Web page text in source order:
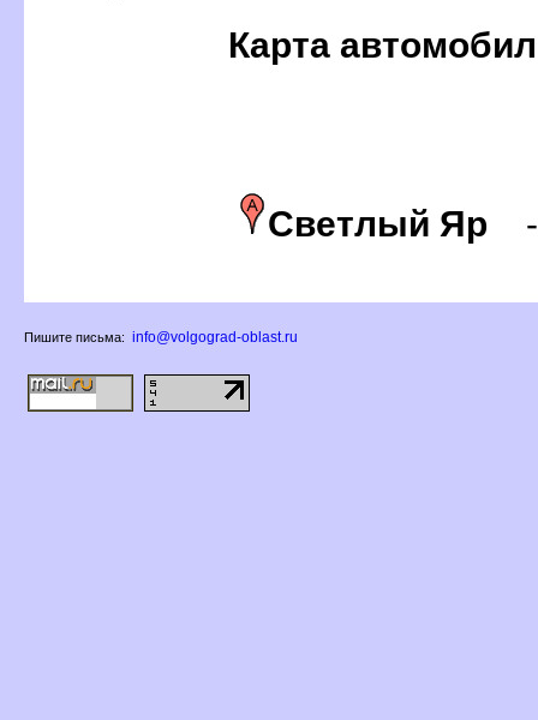
Карта
Светлый Яр
Пишите письма: info@volgograd-oblast.ru